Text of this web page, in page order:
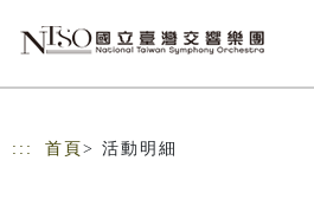
::: 首頁 > 活動明細